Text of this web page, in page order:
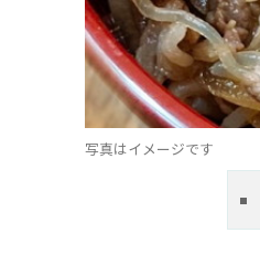
写真はイメージです